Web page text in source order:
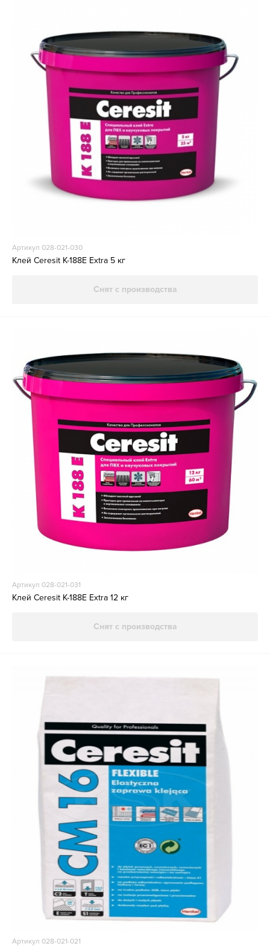
Артикул 028-021-030
Клей Ceresit K-188E Extra 5 кг
Снят с производства
Артикул 028-021-031
Клей Ceresit K-188E Extra 12 кг
Снят с производства
Артикул 028-021-021